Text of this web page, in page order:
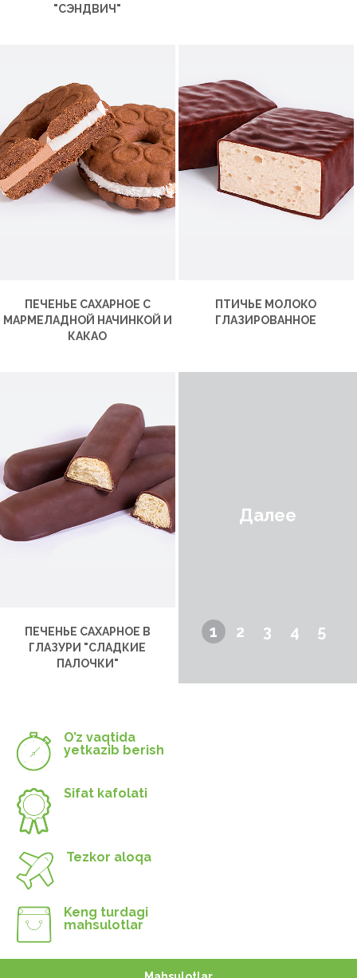
"СЭНДВИЧ"
ПЕЧЕНЬЕ САХАРНОЕ С
МАРМЕЛАДНОЙ НАЧИНКОЙ И
КАКАО
ПТИЧЬЕ МОЛОКО
ГЛАЗИРОВАННОЕ
ПЕЧЕНЬЕ САХАРНОЕ В
ГЛАЗУРИ "СЛАДКИЕ
ПАЛОЧКИ"
Далее
1 2 3 4 5
O’z vaqtida
yetkazib berish
Sifat kafolati
Tezkor aloqa
Keng turdagi
mahsulotlar